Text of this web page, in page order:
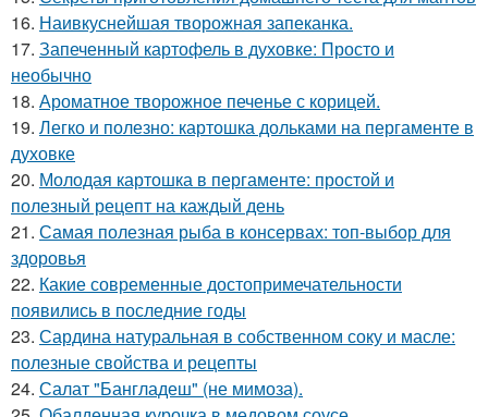
16. Наивкуснейшая творожная запеканка.
17. Запеченный картофель в духовке: Просто и
необычно
18. Ароматное творожное печенье с корицей.
19. Легко и полезно: картошка дольками на пергаменте в
духовке
20. Молодая картошка в пергаменте: простой и
полезный рецепт на каждый день
21. Самая полезная рыба в консервах: топ-выбор для
здоровья
22. Какие современные достопримечательности
появились в последние годы
23. Сардина натуральная в собственном соку и масле:
полезные свойства и рецепты
24. Салат "Бангладеш" (не мимоза).